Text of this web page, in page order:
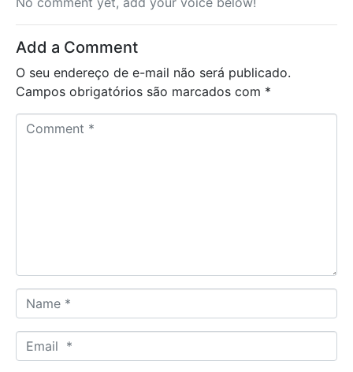
Add a Comment
O seu endereço de e-mail não será publicado.
Campos obrigatórios são marcados com *
a
m
m